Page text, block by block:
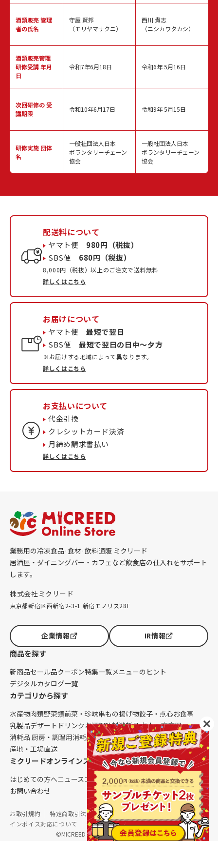
酒類販売管理
者の氏名
酒類販売管理
研修受講 年月
日
次回研修の受
講期限
研修実施 団体
名
守屋 賢邦
（モリヤマサクニ）
令和7年6月18日
令和10年6月17日
一般社団法人日本
ボランタリーチェーン
協会
西川 貴志
（ニシカワタカシ）
令和6年 5月16日
令和9年 5月15日
一般社団法人日本
ボランタリーチェーン
協会
配送料について
ヤマト便 980円（税抜）
SBS便 680円（税抜）
8,000円（税抜）以上のご注文で送料無料
詳しくはこちら
お届けについて
ヤマト便最短で翌日
SBS便最短で翌日の日中〜夕方
※お届けする地域によって異なります。
詳しくはこちら
お支払いについて
代金引換
クレシットカード決済
月締め請求書払い
詳しくはこちら
業務用の冷凍食品·食材·飲料通販 ミクリード
居酒屋・ダイニングバー・カフェなど飲食店の仕入れをサポート
します。
株式会社ミクリード
東京都新宿区西新宿2-3-1 新宿モノリス28F
企業情報 IR情報
商品を探す
新商品セール品クーポン特集一覧メニューのヒント
デジタルカタログ一覧
カテゴリから探す
水産物肉類野菜類前菜・珍味串もの揚げ物餃子・点心お食事
乳製品デザート ドリンク お酒調味料消耗品 卓上・客席用
消耗品 厨房・調理用消耗品 クレンリネス生鮮品（配送便限定）
産地・工場直送
ミクリードオンラインストアについて
はじめての方へニュースコラムご利用ガイド会社概要
お問い合わせ
©MICREED CO.,LTD. All Rights Reserved.
お取引規約 特定商取引法に基づく表記
個人情報保護方針
インボイス対応について
サイトマップ